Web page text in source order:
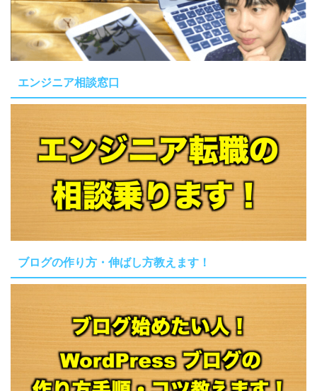
エンジニア相談窓口
ブログの作り方・伸ばし方教えます！